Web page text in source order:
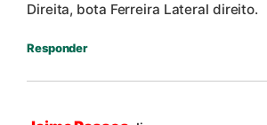
Direita, bota Ferreira Lateral direito.
Responder